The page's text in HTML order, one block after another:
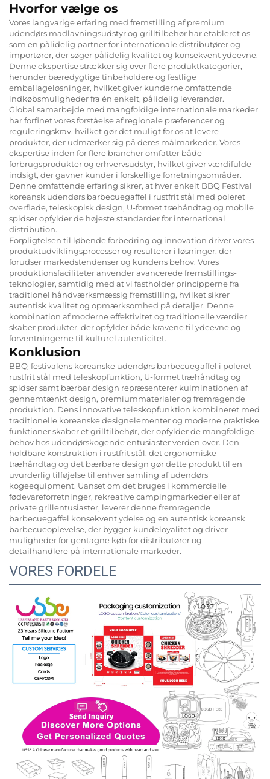
Hvorfor vælge os
Vores langvarige erfaring med fremstilling af premium
udendørs madlavningsudstyr og grilltilbehør har etableret os
som en pålidelig partner for internationale distributører og
importører, der søger pålidelig kvalitet og konsekvent ydeevne.
Denne ekspertise strækker sig over flere produktkategorier,
herunder bæredygtige tinbeholdere og festlige
emballageløsninger, hvilket giver kunderne omfattende
indkøbsmuligheder fra én enkelt, pålidelig leverandør.
Global samarbejde med mangfoldige internationale markeder
har forfinet vores forståelse af regionale præferencer og
reguleringskrav, hvilket gør det muligt for os at levere
produkter, der udmærker sig på deres målmarkeder. Vores
ekspertise inden for flere brancher omfatter både
forbrugsprodukter og erhvervsudstyr, hvilket giver værdifulde
indsigt, der gavner kunder i forskellige forretningsområder.
Denne omfattende erfaring sikrer, at hver enkelt BBQ Festival
koreansk udendørs barbecuegaffel i rustfrit stål med poleret
overflade, teleskopisk design, U-formet træhåndtag og mobile
spidser opfylder de højeste standarder for international
distribution.
Forpligtelsen til løbende forbedring og innovation driver vores
produktudviklingsprocesser og resulterer i løsninger, der
forudser markedstendenser og kundens behov. Vores
produktionsfaciliteter anvender avancerede fremstillings-
teknologier, samtidig med at vi fastholder principperne fra
traditionel håndværksmæssig fremstilling, hvilket sikrer
autentisk kvalitet og opmærksomhed på detaljer. Denne
kombination af moderne effektivitet og traditionelle værdier
skaber produkter, der opfylder både kravene til ydeevne og
forventningerne til kulturel autenticitet.
Konklusion
BBQ-festivalens koreanske udendørs barbecuegaffel i poleret
rustfrit stål med teleskopfunktion, U-formet træhåndtag og
spidser samt bærbar design repræsenterer kulminationen af
gennemtænkt design, premiummaterialer og fremragende
produktion. Dens innovative teleskopfunktion kombineret med
traditionelle koreanske designelementer og moderne praktiske
funktioner skaber et grilltilbehør, der opfylder de mangfoldige
behov hos udendørskogende entusiaster verden over. Den
holdbare konstruktion i rustfrit stål, det ergonomiske
træhåndtag og det bærbare design gør dette produkt til en
uvurderlig tilføjelse til enhver samling af udendørs
kogeequipment. Uanset om det bruges i kommercielle
fødevareforretninger, rekreative campingmarkeder eller af
private grillentusiaster, leverer denne fremragende
barbecuegaffel konsekvent ydelse og en autentisk koreansk
barbecueoplevelse, der bygger kundeloyalitet og driver
muligheder for gentagne køb for distributører og
detailhandlere på internationale markeder.
VORES FORDELE